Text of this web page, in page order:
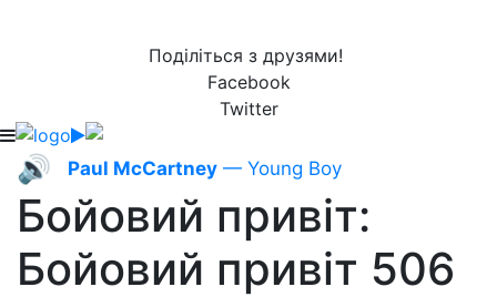
Поділіться з друзями!
Facebook
Twitter
🔊 Paul McCartney — Young Boy
Бойовий привіт:
Бойовий привіт 506